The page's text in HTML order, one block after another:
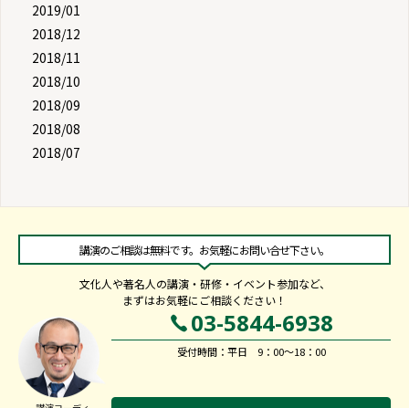
2019/01
2018/12
2018/11
2018/10
2018/09
2018/08
2018/07
講演のご相談は無料です。お気軽にお問い合せ下さい。
文化人や著名人の講演・研修・イベント参加など、
まずはお気軽にご相談ください！
03-5844-6938
受付時間：平日 9：00～18：00